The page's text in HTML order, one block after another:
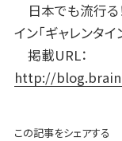
日本でも流行る
イン「ギャレンタイ
掲載URL：
http://
この記事をシェアする